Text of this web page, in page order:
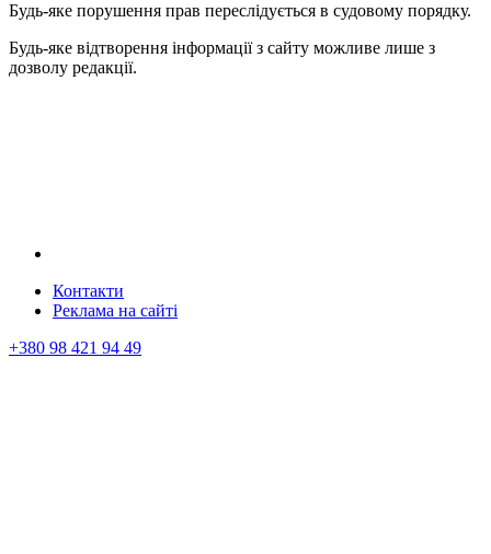
Будь-яке порушення прав переслідується в судовому порядку.
Будь-яке відтворення інформації з сайту можливе лише з
дозволу редакції.
Контакти
Реклама на сайтi
+380 98 421 94 49